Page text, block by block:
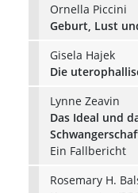
Ornella Piccini
Geburt, Lust
Gisela Hajek
Die
Lynne Zeavin
Das Ideal und
Ein Fallbericht
Rosemary H.